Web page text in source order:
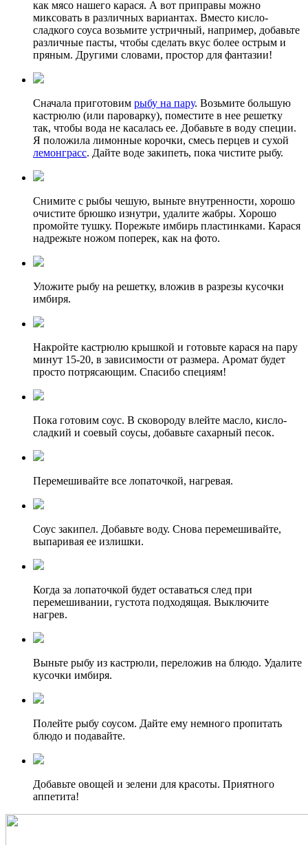
как мясо нашего карася. А вот приправы можно
миксовать в различных вариантах. Вместо кисло-
сладкого соуса возьмите устричный, например, добавьте
различные пасты, чтобы сделать вкус более острым и
пряным. Другими словами, простор для фантазии!
Сначала приготовим рыбу на пару. Возьмите большую
кастрюлю (или пароварку), поместите в нее решетку
так, чтобы вода не касалась ее. Добавьте в воду специи.
Я положила лимонные корочки, смесь перцев и сухой
лемонграсс. Дайте воде закипеть, пока чистите рыбу.
Снимите с рыбы чешую, выньте внутренности, хорошо
очистите брюшко изнутри, удалите жабры. Хорошо
промойте тушку. Порежьте имбирь пластинками. Карася
надрежьте ножом поперек, как на фото.
Уложите рыбу на решетку, вложив в разрезы кусочки
имбиря.
Накройте кастрюлю крышкой и готовьте карася на пару
минут 15-20, в зависимости от размера. Аромат будет
просто потрясающим. Спасибо специям!
Пока готовим соус. В сковороду влейте масло, кисло-
сладкий и соевый соусы, добавьте сахарный песок.
Перемешивайте все лопаточкой, нагревая.
Соус закипел. Добавьте воду. Снова перемешивайте,
выпаривая ее излишки.
Когда за лопаточкой будет оставаться след при
перемешивании, густота подходящая. Выключите
нагрев.
Выньте рыбу из кастрюли, переложив на блюдо. Удалите
кусочки имбиря.
Полейте рыбу соусом. Дайте ему немного пропитать
блюдо и подавайте.
Добавьте овощей и зелени для красоты. Приятного
аппетита!